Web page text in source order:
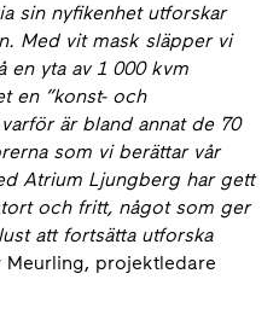
sin nyfikenhet utforskar
Med vit mask släpper vi
en yta av 1 000 kvm
en ”konst- och
är bland annat de 70
som vi berättar vår
Atrium Ljungberg har gett
och fritt, något som ger
att fortsätta utforska
Meurling, projektledare